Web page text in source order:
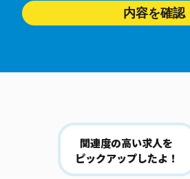
内容を確認
関連度の高い求人を
ピックアップしたよ！